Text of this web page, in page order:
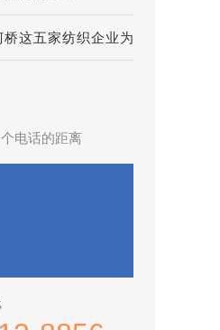
这五家纺织企业为
电话的距离